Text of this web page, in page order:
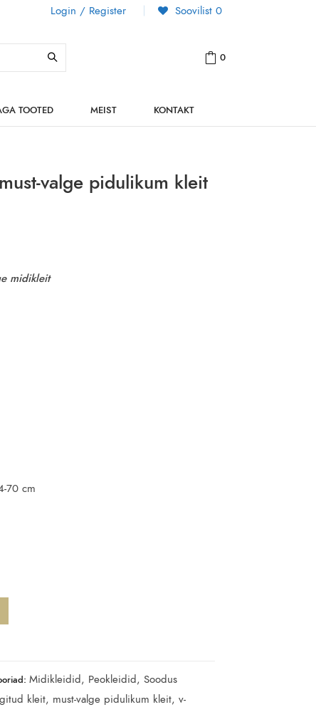
Login / Register Soovilist 0
0
TOOTED MEIST KONTAKT
valge pidulikum kleit
midikleit
70 cm
Midikleidid, Peokleidid, Soodus
kleit, must-valge pidulikum kleit, v-